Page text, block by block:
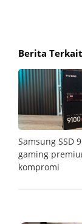
Berita Terkait
Samsung SSD
gaming
kompromi